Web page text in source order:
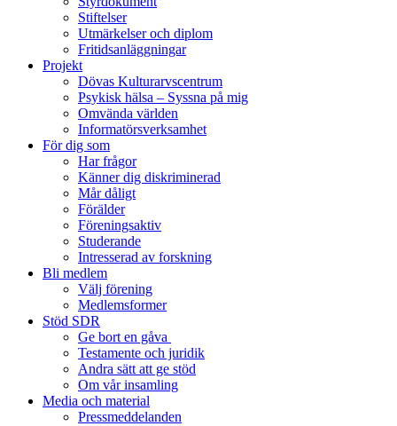
Stiftelser
Utmärkelser och diplom
Fritidsanläggningar
Projekt
Dövas Kulturarvscentrum
Psykisk hälsa – Syssna på mig
Omvända världen
Informatörsverksamhet
För dig som
Har frågor
Känner dig diskriminerad
Mår dåligt
Förälder
Föreningsaktiv
Studerande
Intresserad av forskning
Bli medlem
Välj förening
Medlemsformer
Stöd SDR
Ge bort en gåva
Testamente och juridik
Andra sätt att ge stöd
Om vår insamling
Media och material
Pressmeddelanden